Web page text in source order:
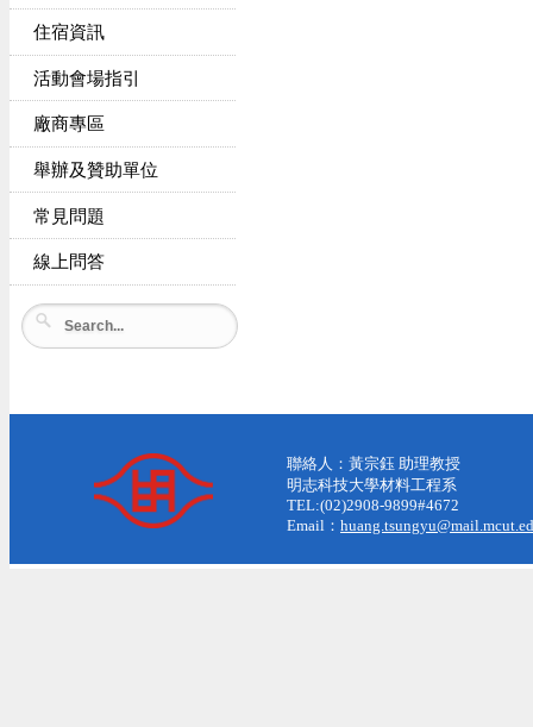
住宿資訊
活動會場指引
廠商專區
舉辦及贊助單位
常見問題
線上問答
聯絡人：黃宗鈺 助理教授
明志科技大學材料工程系
TEL:(02)2908-9899#4672
Email：